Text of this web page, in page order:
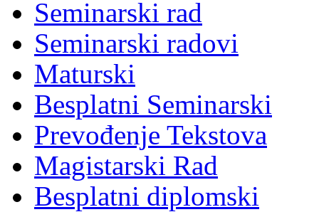
Seminarski rad
Seminarski radovi
Maturski
Besplatni Seminarski
Prevođenje Tekstova
Magistarski Rad
Besplatni diplomski